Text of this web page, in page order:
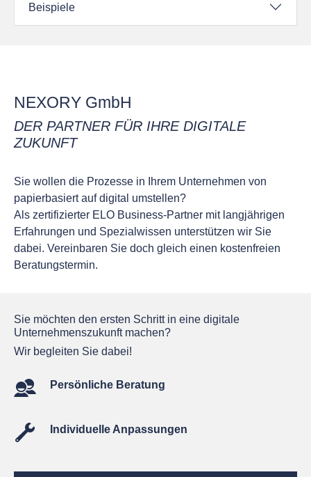
Beispiele
NEXORY GmbH
DER PARTNER FÜR IHRE DIGITALE
ZUKUNFT
Sie wollen die Prozesse in Ihrem Unternehmen von
papierbasiert auf digital umstellen?
Als zertifizierter ELO Business-Partner mit langjährigen
Erfahrungen und Spezialwissen unterstützen wir Sie
dabei. Vereinbaren Sie doch gleich einen kostenfreien
Beratungstermin.
Sie möchten den ersten Schritt in eine digitale
Unternehmenszukunft machen?
Wir begleiten Sie dabei!
Persönliche Beratung
Individuelle Anpassungen